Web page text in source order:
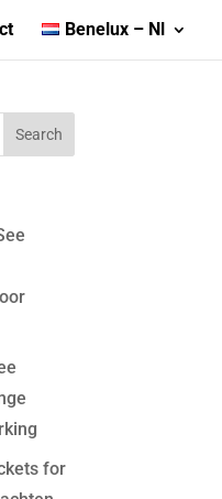
Benelux – Nl
for